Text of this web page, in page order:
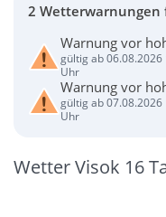
2 Wetterwarnungen
Warnung vor
gültig ab
Uhr
Warnung vor
gültig ab
Uhr
Wetter Visok 16